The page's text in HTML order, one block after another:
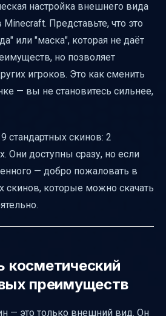
настройка внешнего вида
Представьте, что это
или "маска", которая не даёт
но позволяет
игроков. Это как сменить
— вы не становитесь сильнее,
стандартных скинов: 2
Они доступны сразу, но если
— добро пожаловать в
скинов, которые можно скачать
косметический
преимуществ
— это только внешний вид. Он